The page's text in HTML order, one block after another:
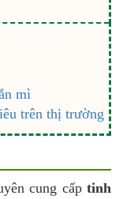
mì
trên thị trường
cung cấptinh